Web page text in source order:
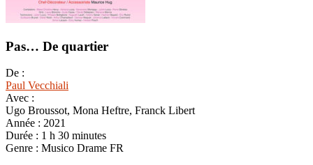
Pas… De quartier
De :
Paul Vecchiali
Avec :
Ugo Broussot, Mona Heftre, Franck Libert
Année : 2021
Durée : 1 h 30 minutes
Genre : Musico Drame FR